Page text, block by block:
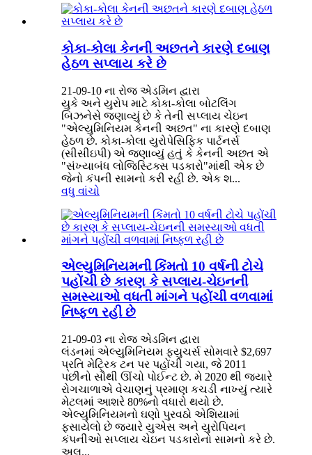
કોકા-કોલા કેનની અછતને કારણે દબાણ
હેઠળ સપ્લાય કરે છે
21-09-10 ના રોજ એડમિન દ્વારા
યુકે અને યુરોપ માટે કોકા-કોલા બોટલિંગ
બિઝનેસે જણાવ્યું છે કે તેની સપ્લાય ચેઇન
"એલ્યુમિનિયમ કેનની અછત" ના કારણે દબાણ
હેઠળ છે. કોકા-કોલા યુરોપેસિફિક પાર્ટનર્સ
(સીસીઇપી) એ જણાવ્યું હતું કે કેનની અછત એ
"સંખ્યાબંધ લોજિસ્ટિક્સ પડકારો"માંથી એક છે
જેનો કંપની સામનો કરી રહી છે. એક શ...
વધુ વાંચો
એલ્યુમિનિયમની કિંમતો 10 વર્ષની ટોચે
પહોંચી છે કારણ કે સપ્લાય-ચેઇનની
સમસ્યાઓ વધતી માંગને પહોંચી વળવામાં
નિષ્ફળ રહી છે
21-09-03 ના રોજ એડમિન દ્વારા
લંડનમાં એલ્યુમિનિયમ ફ્યુચર્સ સોમવારે $2,697
પ્રતિ મેટ્રિક ટન પર પહોંચી ગયા, જે 2011
પછીનો સૌથી ઊંચો પોઈન્ટ છે. મે 2020 થી જ્યારે
રોગચાળાએ વેચાણનું પ્રમાણ કચડી નાખ્યું ત્યારે
મેટલમાં આશરે 80%નો વધારો થયો છે.
એલ્યુમિનિયમનો ઘણો પુરવઠો એશિયામાં
ફસાયેલો છે જ્યારે યુએસ અને યુરોપિયન
કંપનીઓ સપ્લાય ચેઇન પડકારોનો સામનો કરે છે.
અલ...